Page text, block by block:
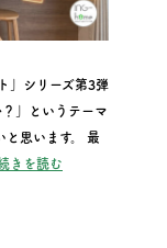
」シリーズ第3弾
」というテーマ
と思います。 最
きを読む“『住宅業界のウ